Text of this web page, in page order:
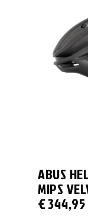
ABUS
MIPS
€344,95